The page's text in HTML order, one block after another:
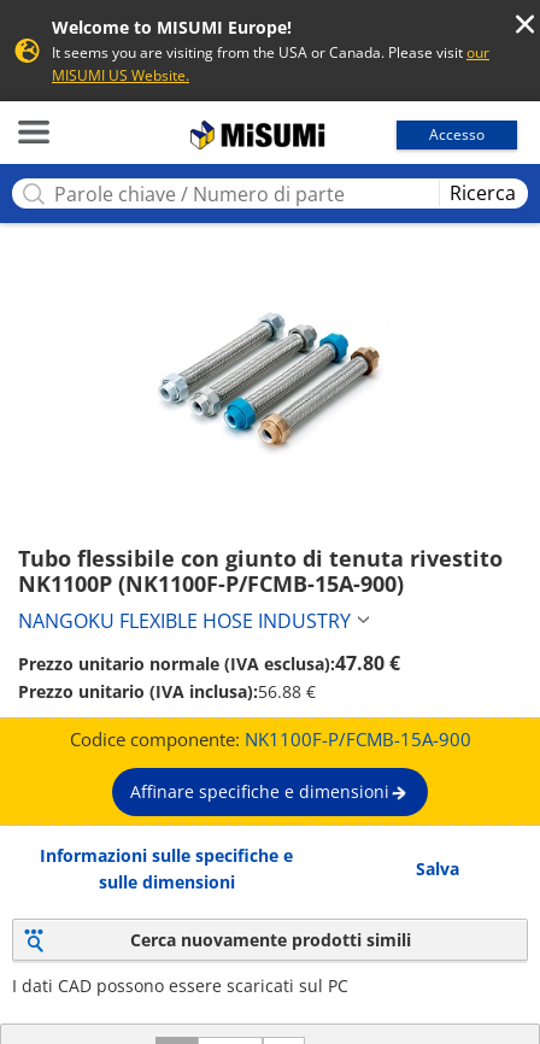
Welcome to MISUMI Europe!
It seems you are visiting from the USA or Canada. Please visitour
MISUMI US Website.
Accesso
Ricerca
Tubo flessibile con giunto di tenuta rivestito
NK1100P (NK1100F-P/FCMB-15A-900)
NANGOKU FLEXIBLE HOSE INDUSTRY
Prezzo unitario normale (IVA esclusa):47.80 €
Prezzo unitario (IVA inclusa):56.88 €
Codice componente: NK1100F-P/FCMB-15A-900
Affinare specifiche e dimensioni
Informazioni sulle specifiche e
sulle dimensioni
Salva
Cerca nuovamente prodotti simili
I dati CAD possono essere scaricati sul PC